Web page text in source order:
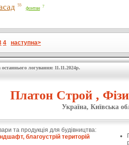
55
фонтан 7
4 наступна>
останнього логування: 11.11.2024р.
Платон Строй ,
Україна, Київська
та продукція для будівництва:
благоустрій територій